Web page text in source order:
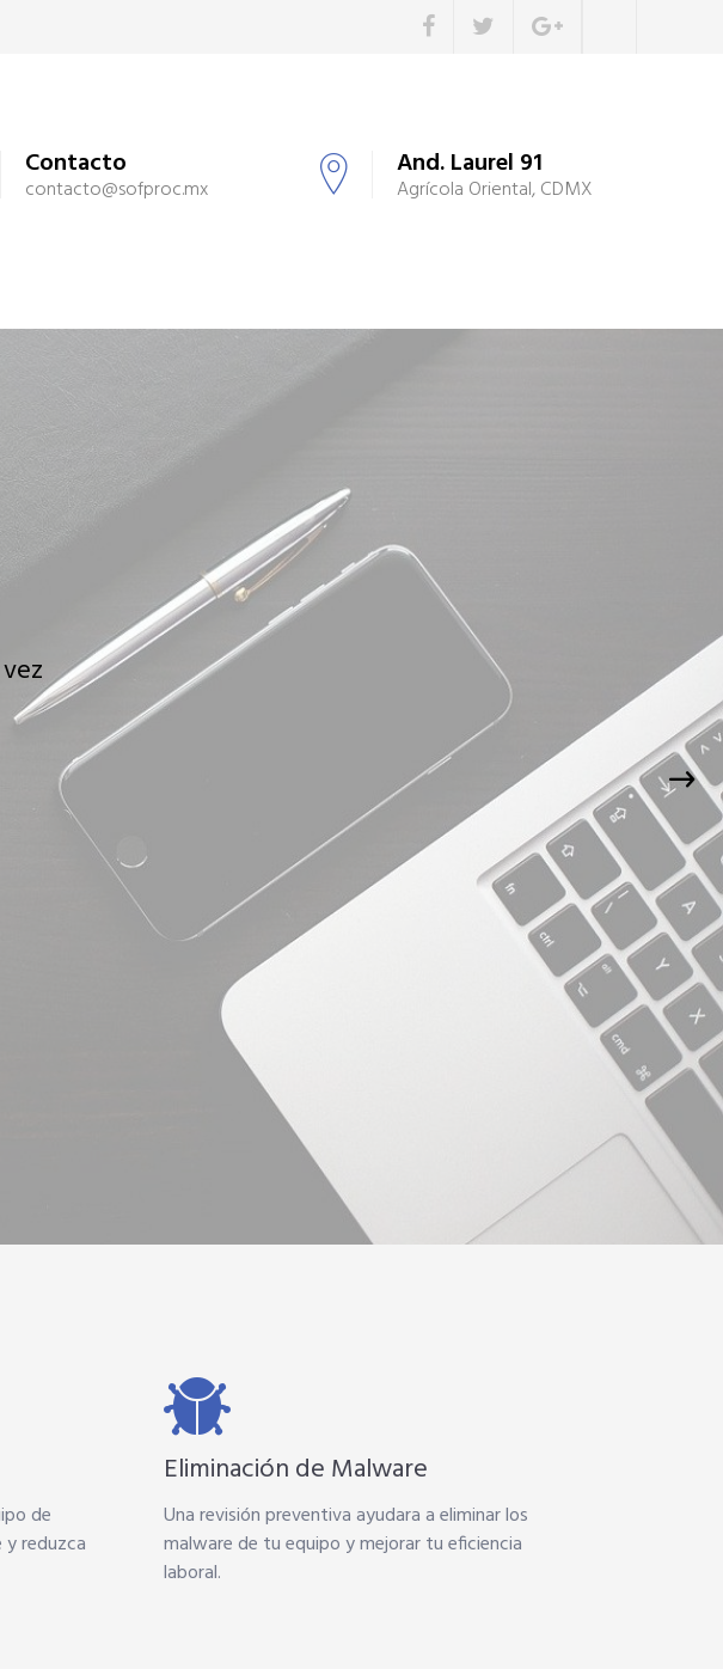
Contacto
contacto@sofproc.mx
And. Laurel 91
Agrícola Oriental, CDMX
de
reduzca
Eliminación de Malware
Una revisión preventiva ayudara a eliminar los
malware de tu equipo y mejorar tu eficiencia
laboral.